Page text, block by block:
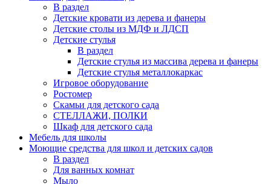
В раздел
Детские кровати из дерева и фанеры
Детские столы из МДФ и ЛДСП
Детские стулья
В раздел
Детские стулья из массива дерева и фанеры
Детские стулья металлокаркас
Игровое оборудование
Ростомер
Скамьи для детского сада
СТЕЛЛАЖИ, ПОЛКИ
Шкаф для детского сада
Мебель для школы
Моющие средства для школ и детских садов
В раздел
Для ванных комнат
Мыло